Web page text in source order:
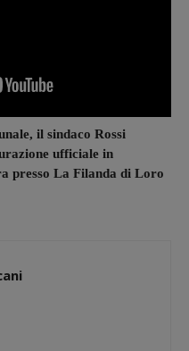
il sindaco Rossi
ufficiale in
presso La Filanda di Loro